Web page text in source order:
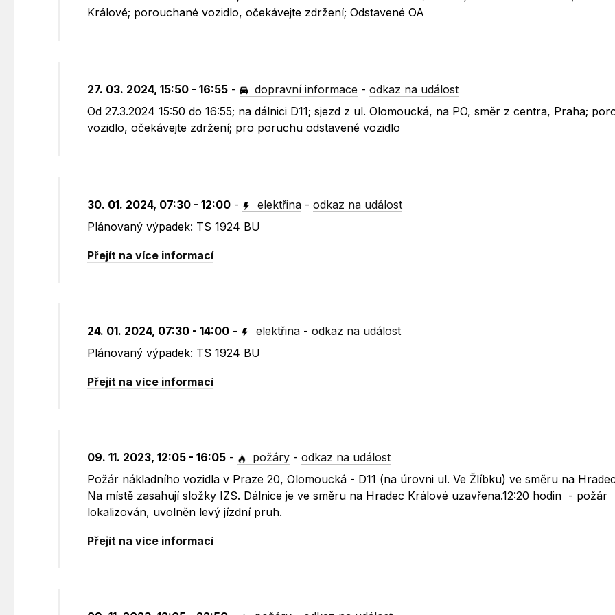
Králové; porouchané vozidlo, očekávejte zdržení; Odstavené OA
27. 03. 2024, 15:50 - 16:55 - dopravní informace -odkaz na událost
Od 27.3.2024 15:50 do 16:55; na dálnici D11; sjezd z ul. Olomoucká, na PO, směr z centra, Praha;
vozidlo, očekávejte zdržení; pro poruchu odstavené vozidlo
30. 01. 2024, 07:30 - 12:00 - elektřina -odkaz na událost
Plánovaný výpadek: TS 1924 BU
Přejít na více informací
24. 01. 2024, 07:30 - 14:00 - elektřina -odkaz na událost
Plánovaný výpadek: TS 1924 BU
Přejít na více informací
09. 11. 2023, 12:05 - 16:05 - požáry -odkaz na událost
Požár nákladního vozidla v Praze 20, Olomoucká - D11 (na úrovni ul. Ve Žlíbku) ve směru na
Na místě zasahují složky IZS. Dálnice je ve směru na Hradec Králové uzavřena.12:20 hodin - požár
lokalizován, uvolněn levý jízdní pruh.
Přejít na více informací